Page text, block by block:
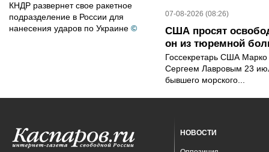
КНДР развернет свое ракетное
подразделение в России для
нанесения ударов по Украине ©
07-08-2026 (08:26)
США просят
он из тюремной
Госсекретарь США
Сергеем Лавровым 23
бывшего морского...
НОВОСТИ